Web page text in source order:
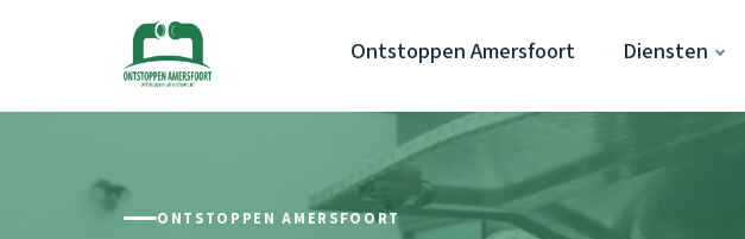
Ontstoppen Amersfoort Diensten
ONTSTOPPEN AMERSFOORT